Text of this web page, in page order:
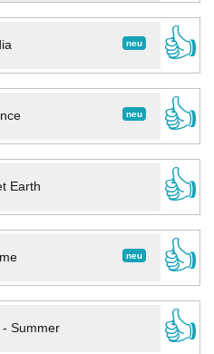
neu
👍
neu
👍
Earth
👍
neu
👍
- Summer
👍